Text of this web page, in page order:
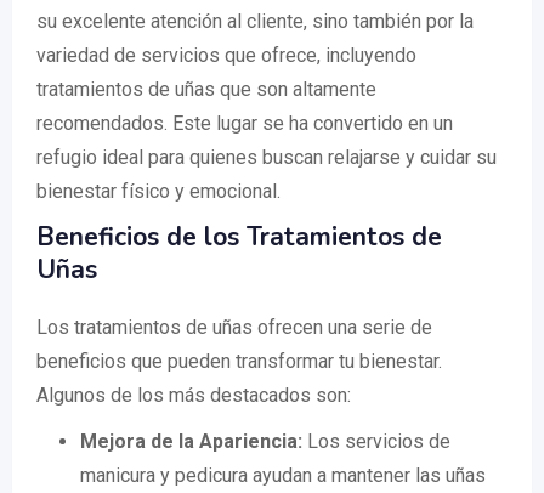
su excelente atención al cliente, sino también por la
variedad de servicios que ofrece, incluyendo
tratamientos de uñas que son altamente
recomendados. Este lugar se ha convertido en un
refugio ideal para quienes buscan relajarse y cuidar su
bienestar físico y emocional.
Beneficios de los Tratamientos de
Uñas
Los tratamientos de uñas ofrecen una serie de
beneficios que pueden transformar tu bienestar.
Algunos de los más destacados son:
Mejora de la Apariencia: Los servicios de
manicura y pedicura ayudan a mantener las uñas